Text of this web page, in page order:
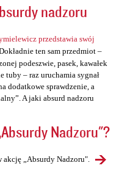
nadzoru
przedstawia swój
ten sam przedmiot –
podeszwie, pasek, kawałek
tuby – raz uruchamia sygnał
dodatkowe sprawdzenie, a
A jaki absurd nadzoru
Nadzoru"?
akcję „Absurdy Nadzoru".